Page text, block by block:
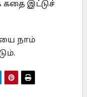
கதை இட்டுச்
நாம்